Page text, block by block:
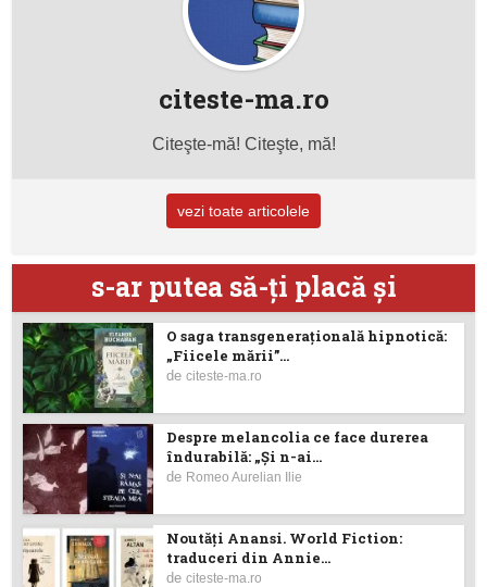
citeste-ma.ro
Citeşte-mă! Citeşte, mă!
vezi toate articolele
s-ar putea să-ţi placă şi
O saga transgenerațională hipnotică:
„Fiicele mării”...
deciteste-ma.ro
Despre melancolia ce face durerea
îndurabilă: „Și n-ai...
de Romeo Aurelian Ilie
Noutăţi Anansi. World Fiction:
traduceri din Annie...
deciteste-ma.ro